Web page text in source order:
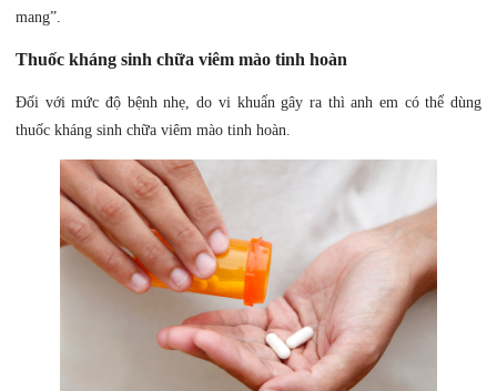
mang”.
Thuốc kháng sinh chữa viêm mào tinh hoàn
Đối với mức độ bệnh nhẹ, do vi khuẩn gây ra thì anh em có thể dùng
thuốc kháng sinh chữa viêm mào tinh hoàn.